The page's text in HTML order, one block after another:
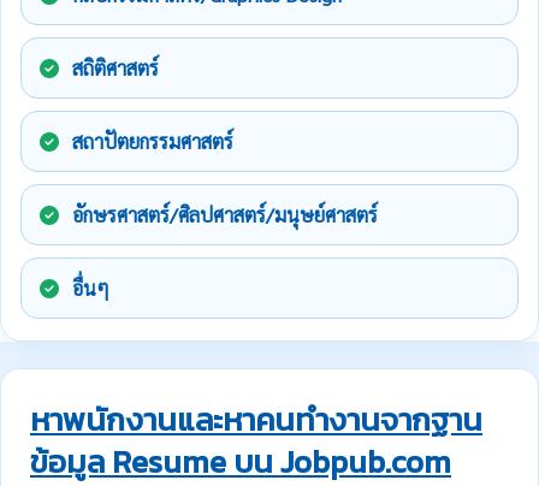
สถิติศาสตร์
สถาปัตยกรรมศาสตร์
อักษรศาสตร์/ศิลปศาสตร์/มนุษย์ศาสตร์
อื่นๆ
หาพนักงานและหาคนทำงานจากฐาน
ข้อมูล Resume บน Jobpub.com